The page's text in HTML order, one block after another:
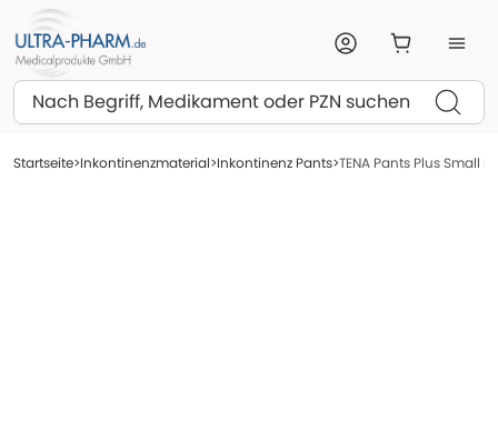
Suchen
Startseite Inkontinenzmaterial Inkontinenz Pants TENA Pants Plus Small